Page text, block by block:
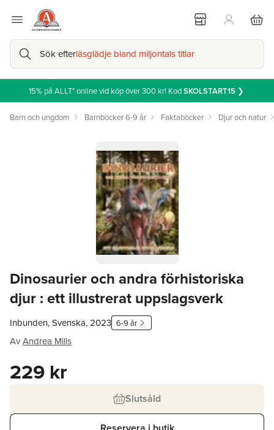
Sök efterläsglädje bland miljontals titlar
15% på ALLT* online vid köp över 300 kr! KodSKOLSTART15❯
Barn och ungdom Barnböcker 6-9 år Faktaböcker Djur och natur
Dinosaurier och andra förhistoriska
djur : ett illustrerat uppslagsverk
Inbunden, Svenska, 2023 6-9 år
AvAndrea Mills
229 kr
Slutsåld